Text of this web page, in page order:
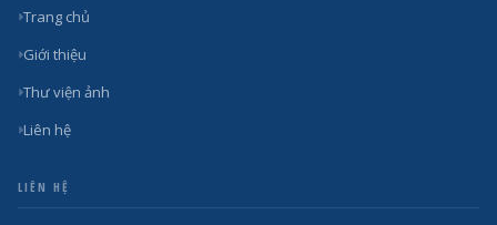
Trang chủ
Giới thiệu
Thư viện ảnh
Liên hệ
LIÊN HỆ